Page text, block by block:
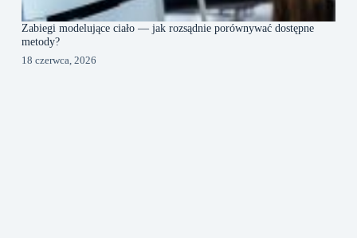
Zabiegi modelujące ciało — jak rozsądnie porównywać dostępne
metody?
18 czerwca, 2026